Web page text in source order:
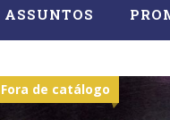
ASSUNTOS
Administração, RH (77)
Fora de catálogo